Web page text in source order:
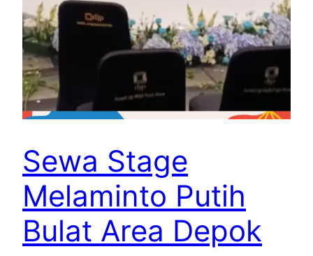
Sewa Stage
Melaminto Putih
Bulat Area Depok